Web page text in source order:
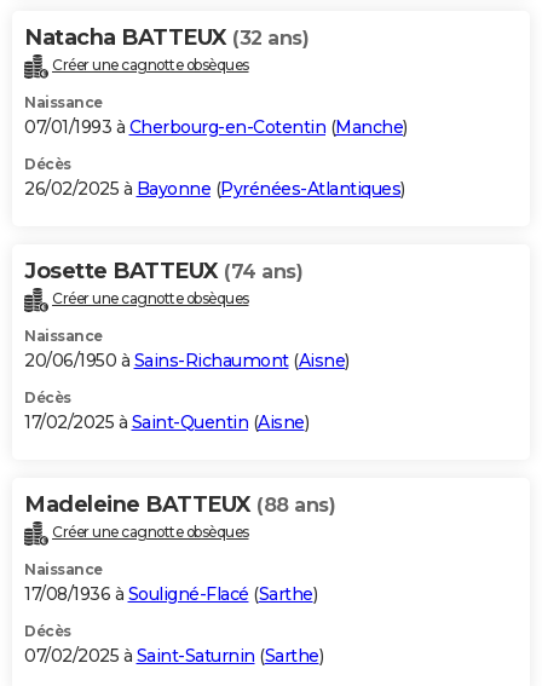
Natacha BATTEUX (32 ans)
Créer une cagnotte obsèques
Naissance
07/01/1993 à Cherbourg-en-Cotentin (Manche)
Décès
26/02/2025 à Bayonne (Pyrénées-Atlantiques)
Josette BATTEUX (74 ans)
Créer une cagnotte obsèques
Naissance
20/06/1950 à Sains-Richaumont(Aisne)
Décès
17/02/2025 à Saint-Quentin (Aisne)
Madeleine BATTEUX (88 ans)
Créer une cagnotte obsèques
Naissance
17/08/1936 à Souligné-Flacé (Sarthe)
Décès
07/02/2025 à Saint-Saturnin (Sarthe)